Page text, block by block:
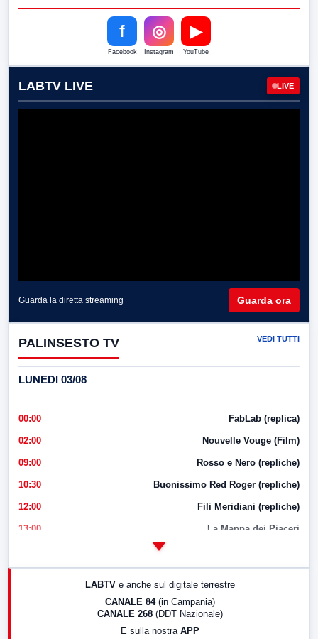
f
Facebook
◎
Instagram
▶
YouTube
LABTV LIVE LIVE
Guarda la diretta streaming Guarda ora
PALINSESTO TV VEDI TUTTI
LUNEDI 03/08
00:00 FabLab (replica)
02:00 Nouvelle Vouge (Film)
09:00 Rosso e Nero (repliche)
10:30 Buonissimo Red Roger (repliche)
12:00 Fili Meridiani (repliche)
13:00 La Mappa dei Piaceri
LABTV e anche sul digitale terrestre
CANALE 84 (in Campania)
CANALE 268 (DDT Nazionale)
E sulla nostra APP